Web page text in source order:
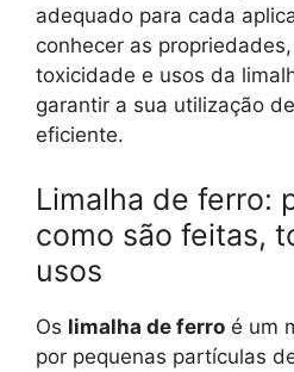
adequado para cada
conhecer as
toxicidade e usos da
garantir a sua utilização
eficiente.
Limalha de ferro:
como são feitas,
usos
Os limalha de ferro é um
por pequenas partículas